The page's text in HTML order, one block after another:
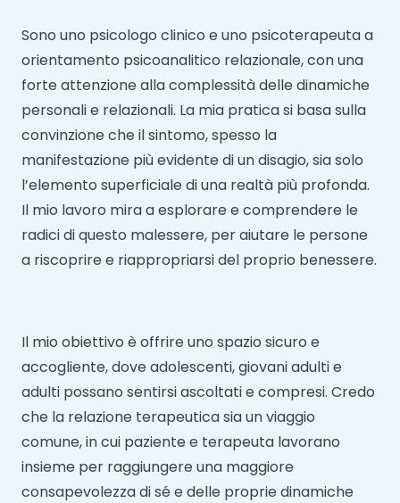
Sono uno psicologo clinico e uno psicoterapeuta a
orientamento psicoanalitico relazionale, con una
forte attenzione alla complessità delle dinamiche
personali e relazionali. La mia pratica si basa sulla
convinzione che il sintomo, spesso la
manifestazione più evidente di un disagio, sia solo
l’elemento superficiale di una realtà più profonda.
Il mio lavoro mira a esplorare e comprendere le
radici di questo malessere, per aiutare le persone
a riscoprire e riappropriarsi del proprio benessere.
Il mio obiettivo è offrire uno spazio sicuro e
accogliente, dove adolescenti, giovani adulti e
adulti possano sentirsi ascoltati e compresi. Credo
che la relazione terapeutica sia un viaggio
comune, in cui paziente e terapeuta lavorano
insieme per raggiungere una maggiore
consapevolezza di sé e delle proprie dinamiche